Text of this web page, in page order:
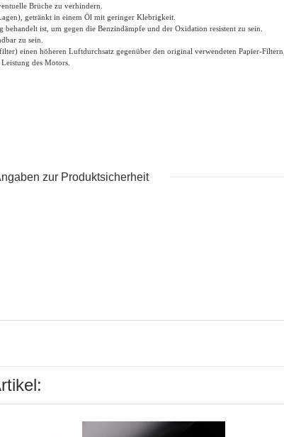
Brüche zu verhindern.
getränkt in einem Öl mit geringer Klebrigkeit.
ist, um gegen die Benzindämpfe und der Oxidation resistent zu sein.
zu sein.
einen höheren Luftdurchsatz gegenüber den original verwendeten Papier-
des Motors.
zur Produktsicherheit